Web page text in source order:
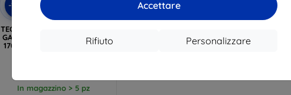
Accettare
Personalizzare
Rifiuto
-10%
sconto
TECH-PROTECT DEFENSE AIR
GARMIN FORERUNNER 70 /
170 NERO (5906302324323)
In magazzino > 5 pz